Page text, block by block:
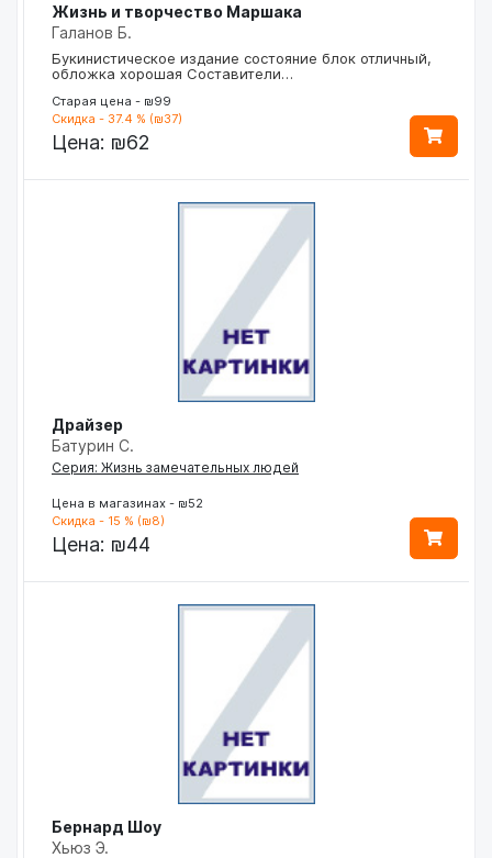
Жизнь и творчество Маршака
Галанов Б.
Букинистическое издание состояние блок отличный,
обложка хорошая Составители…
Старая цена - ₪99
Скидка - 37.4 % (₪37)
Цена: ₪62
Драйзер
Батурин С.
Серия: Жизнь замечательных людей
Цена в магазинах - ₪52
Скидка - 15 % (₪8)
Цена: ₪44
Бернард Шоу
Хьюз Э.